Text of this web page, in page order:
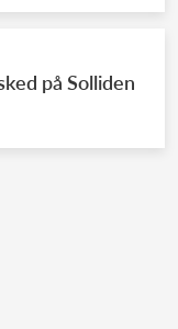
på Solliden